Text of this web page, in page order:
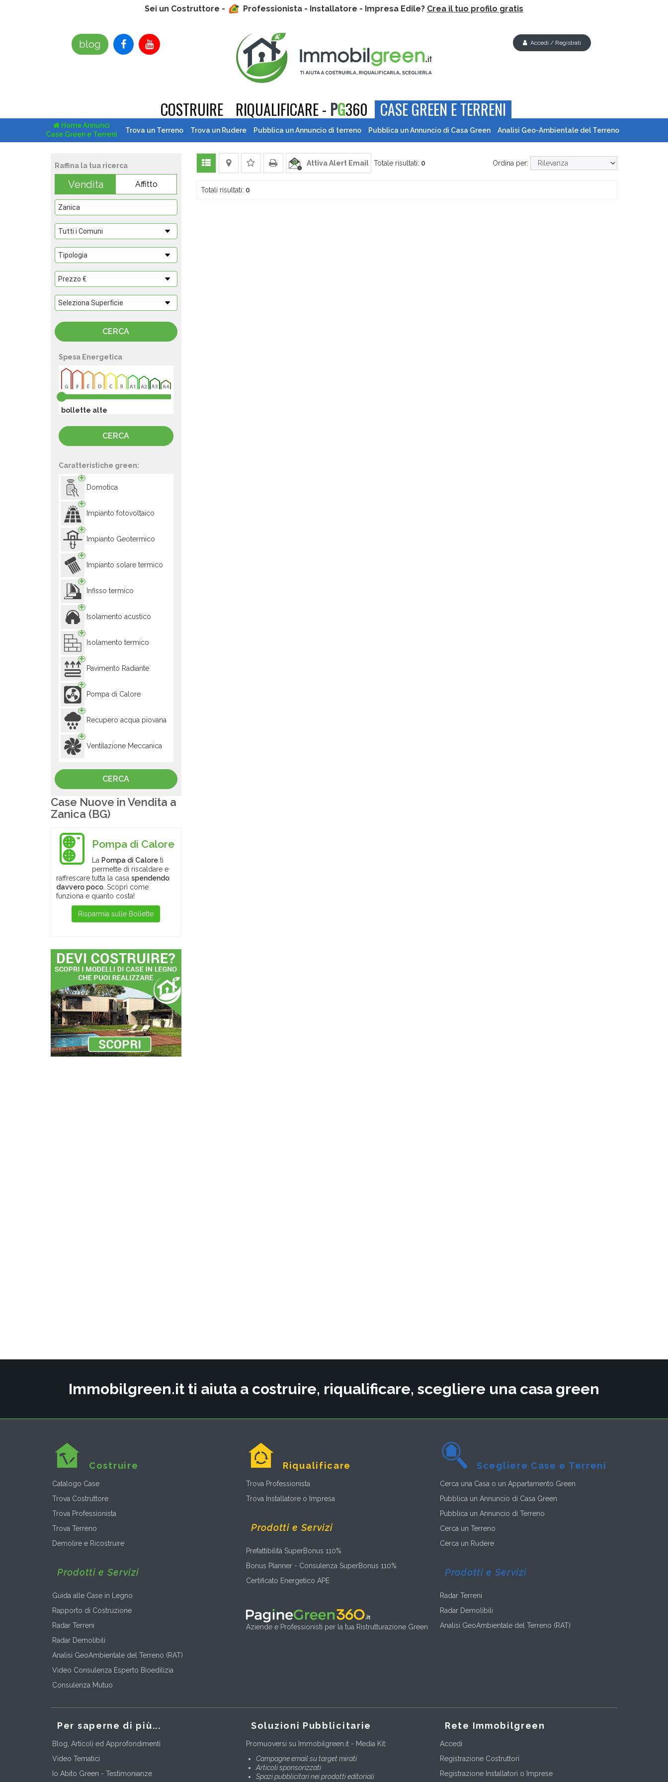
Sei un Costruttore - Professionista - Installatore - Impresa Edile? Crea il tuo profilo gratis
blog Accedi / Registrati
COSTRUIRE RIQUALIFICARE - PG360 CASE GREEN E TERRENI
Home Annunci
Case Green e Terreni
Trova un Terreno Trova un Rudere Pubblica un Annuncio di terreno Pubblica un Annuncio di Casa Green Analisi Geo-Ambientale del Terreno
Raffina la tua ricerca
Vendita Affitto
Spesa Energetica
bollette alte
Caratteristiche green:
Domotica
Impianto fotovoltaico
Impianto Geotermico
Impianto solare termico
Infisso termico
Isolamento acustico
Isolamento termico
Pavimento Radiante
Pompa di Calore
Recupero acqua piovana
Ventilazione Meccanica
Case Nuove in Vendita a
Zanica (BG)
Pompa di Calore
La Pompa di Calore ti
permette di riscaldare e
raffrescare tutta la casa spendendo
davvero poco. Scopri come
funziona e quanto costa!
Risparmia sulle Bollette
Attiva Alert Email Totale risultati: 0 Ordina per:
Totali risultati: 0
Immobilgreen.it ti aiuta a costruire, riqualificare, scegliere una casa green
Costruire
Catalogo Case
Trova Costruttore
Trova Professionista
Trova Terreno
Demolire e Ricostruire
Prodotti e Servizi
Guida alle Case in Legno
Rapporto di Costruzione
Radar Terreni
Radar Demolibili
Analisi GeoAmbientale del Terreno (RAT)
Video Consulenza Esperto Bioedilizia
Consulenza Mutuo
Riqualificare
Trova Professionista
Trova Installatore o Impresa
Prodotti e Servizi
Prefattibilità SuperBonus 110%
Bonus Planner - Consulenza SuperBonus 110%
Certificato Energetico APE
Aziende e Professionisti per la tua Ristrutturazione Green
Scegliere Case e Terreni
Cerca una Casa o un Appartamento Green
Pubblica un Annuncio di Casa Green
Pubblica un Annuncio di Terreno
Cerca un Terreno
Cerca un Rudere
Prodotti e Servizi
Radar Terreni
Radar Demolibili
Analisi GeoAmbientale del Terreno (RAT)
Per saperne di più...
Blog, Articoli ed Approfondimenti
Video Tematici
Io Abito Green - Testimonianze
Soluzioni Pubblicitarie
Promuoversi su Immobilgreen.it - Media Kit:
Campagne email su target mirati
Articoli sponsorizzati
Spazi pubblicitari nei prodotti editoriali
Rete Immobilgreen
Accedi
Registrazione Costruttori
Registrazione Installatori o Imprese